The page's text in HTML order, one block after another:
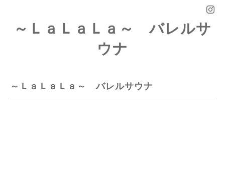
～ＬａＬａＬａ～ バレルサ
ウナ
～ＬａＬａＬａ～ バレルサウナ